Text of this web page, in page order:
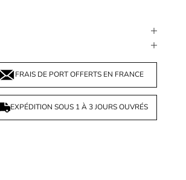
FRAIS DE PORT OFFERTS EN FRANCE
EXPÉDITION SOUS 1 À 3 JOURS OUVRÉS